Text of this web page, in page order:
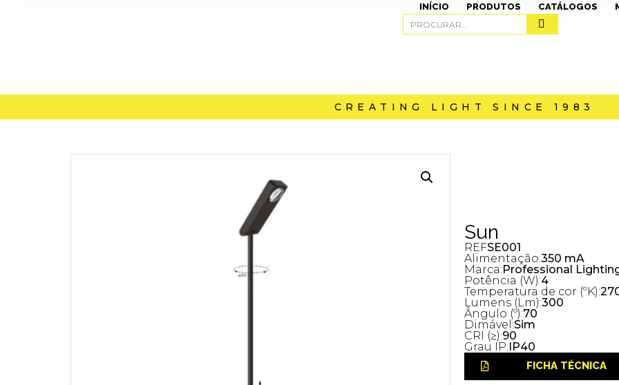
INÍCIO PRODUTOS CATÁLOGOS
CREATING LIGHT SINCE 1983
Sun
REFSE001
Alimentação:350 mA
Marca:Professional
Potência (W):4
Temperatura de cor (ºK):
Lumens (Lm):300
Ângulo (º):70
Dimável:Sim
CRI (≥):90
Grau IP:IP40
FICHA TÉCNICA